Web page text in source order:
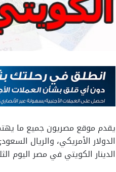
يقدم موقع مصريون جميع ما يهتم
الدولار الأمريكي، والريال
الدينار الكويتي في مصر اليوم الثلاثاء 2 – 6